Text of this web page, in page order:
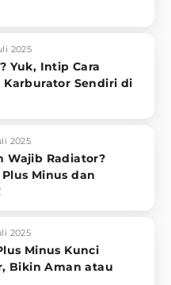
2025
Yuk, Intip Cara
Karburator Sendiri di
2025
Wajib Radiator?
Minus dan
2025
Minus Kunci
Bikin Aman atau